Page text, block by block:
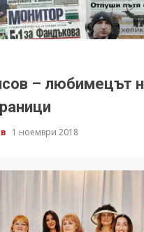
– любимецът
1 ноември 2018